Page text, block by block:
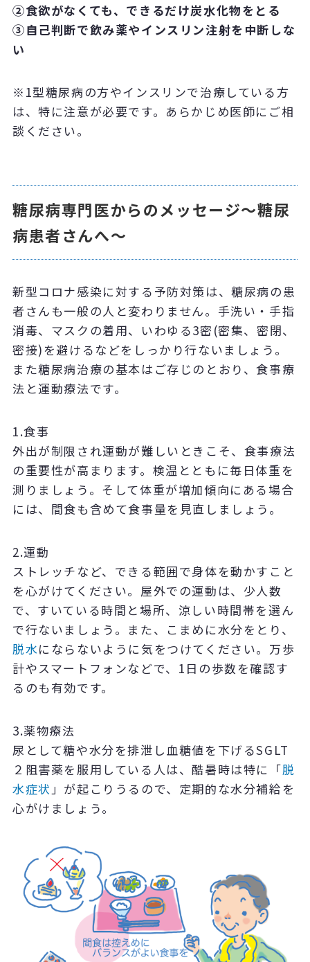
②食欲がなくても、できるだけ炭水化物をとる
③自己判断で飲み薬やインスリン注射を中断しな
い
※1型糖尿病の方やインスリンで治療している方
は、特に注意が必要です。あらかじめ医師にご相
談ください。
糖尿病専門医からのメッセージ～糖尿
病患者さんへ～
新型コロナ感染に対する予防対策は、糖尿病の患
者さんも一般の人と変わりません。手洗い・手指
消毒、マスクの着用、いわゆる3密(密集、密閉、
密接)を避けるなどをしっかり行ないましょう。
また糖尿病治療の基本はご存じのとおり、食事療
法と運動療法です。
1.食事
外出が制限され運動が難しいときこそ、食事療法
の重要性が高まります。検温とともに毎日体重を
測りましょう。そして体重が増加傾向にある場合
には、間食も含めて食事量を見直しましょう。
2.運動
ストレッチなど、できる範囲で身体を動かすこと
を心がけてください。屋外での運動は、少人数
で、すいている時間と場所、涼しい時間帯を選ん
で行ないましょう。また、こまめに水分をとり、
脱水にならないように気をつけてください。万歩
計やスマートフォンなどで、 1 日の歩数を確認す
るのも有効です。
3.薬物療法
尿として糖や水分を排泄し血糖値を下げるSGLT
２阻害薬を服用している人は、酷暑時は特に「脱
水症状 」が起こりうるので、定期的な水分補給を
心がけましょう。